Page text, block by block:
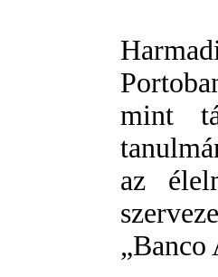
mint
az